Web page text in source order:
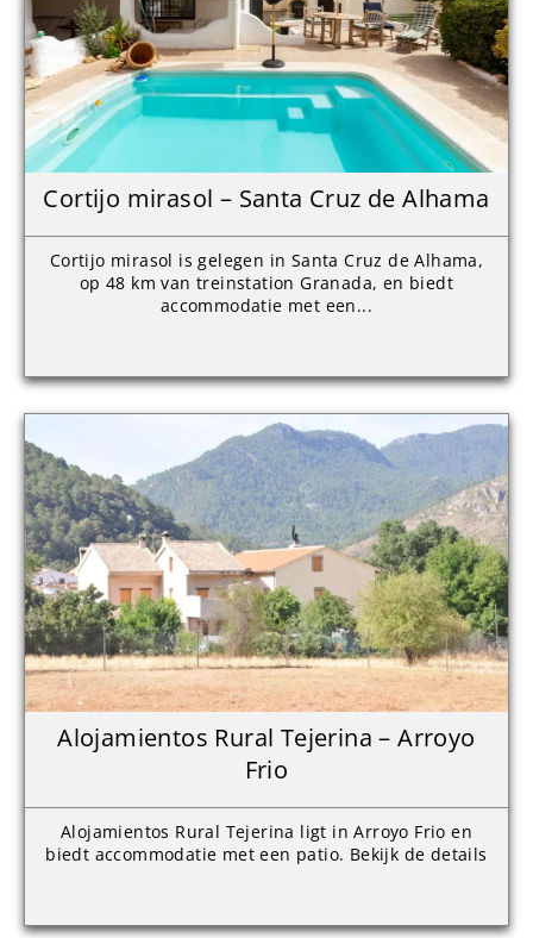
Cortijo mirasol – Santa Cruz de Alhama
Cortijo mirasol is gelegen in Santa Cruz de Alhama,
op 48 km van treinstation Granada, en biedt
accommodatie met een...
Alojamientos Rural Tejerina – Arroyo
Frio
Alojamientos Rural Tejerina ligt in Arroyo Frio en
biedt accommodatie met een patio. Bekijk de details